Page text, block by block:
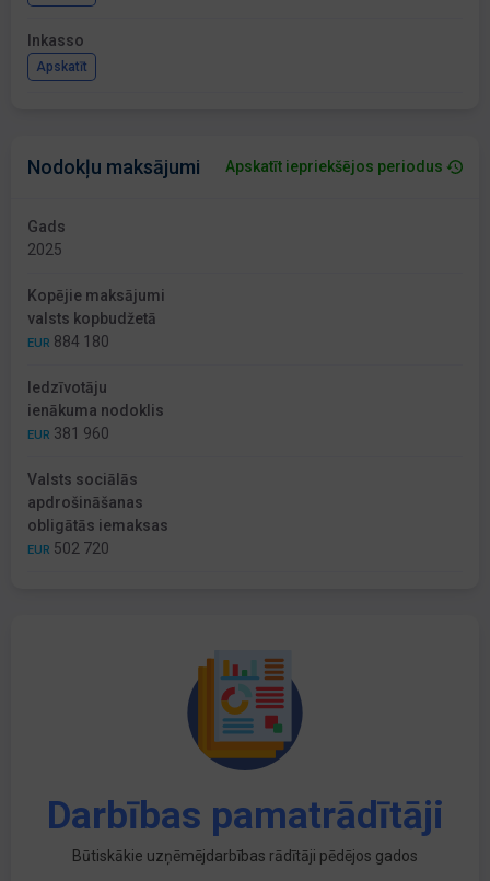
Inkasso
Apskatīt
Nodokļu maksājumi Apskatīt iepriekšējos periodus
Gads
2025
Kopējie maksājumi
valsts kopbudžetā
EUR 884 180
Iedzīvotāju
ienākuma nodoklis
EUR 381 960
Valsts sociālās
apdrošināšanas
obligātās iemaksas
EUR 502 720
Darbības pamatrādītāji
Būtiskākie uzņēmējdarbības rādītāji pēdējos gados